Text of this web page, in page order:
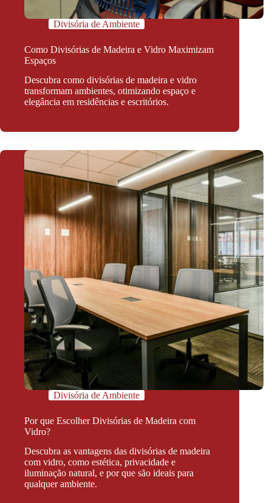
Divisória de Ambiente
Como Divisórias de Madeira e Vidro Maximizam
Espaços
Descubra como divisórias de madeira e vidro
transformam ambientes, otimizando espaço e
elegância em residências e escritórios.
Divisória de Ambiente
Por que Escolher Divisórias de Madeira com
Vidro?
Descubra as vantagens das divisórias de madeira
com vidro, como estética, privacidade e
iluminação natural, e por que são ideais para
qualquer ambiente.